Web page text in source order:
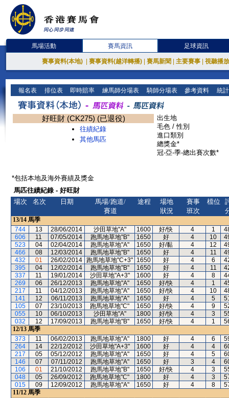
馬場活動 賽馬資訊 足球資訊
賽事資料(本地) 賽事資料(越洋轉播) 賽馬新聞 主要賽事 視聽播
報名表 排位表 即時賠率 練馬師分場表 騎師分場表 參考資料 統
好旺財 (CK275) (已退役)
往績紀錄
其他馬匹
出生地
毛色 / 性別
進口類別
總獎金*
冠-亞-季-總出賽次數*
*包括本地及海外賽績及獎金
馬匹往績紀錄 - 好旺財
場次
名次 日期
馬場/跑道/
賽道
途程
場地
狀況
賽事
班次
檔位
13/14 馬季
744
13 28/06/2014 沙田草地"A" 1600 好/快 4 1
606
11 07/05/2014 跑馬地草地"B" 1650 好 4 10
523
04 02/04/2014 跑馬地草地"A" 1650 好/黏 4 12
466
08 12/03/2014 跑馬地草地"B" 1650 好 4 11
432
01 26/02/2014 跑馬地草地"C+3" 1650 好 4 6
395
04 12/02/2014 跑馬地草地"B" 1650 好 4 11
337
11 19/01/2014 沙田草地"A+3" 1600 好 4 8
269
06 26/12/2013 跑馬地草地"A" 1650 好/快 4 1
217
11 04/12/2013 跑馬地草地"A" 1650 好/快 4 10
141
12 06/11/2013 跑馬地草地"A" 1650 好 4 5
105
07 23/10/2013 跑馬地草地"C" 1650 好/快 4 9
055
10 06/10/2013 沙田草地"A" 1800 好/快 4 3
032
12 17/09/2013 跑馬地草地"B" 1650 好/快 4 1
12/13 馬季
373
11 06/02/2013 跑馬地草地"A" 1800 好 4 6
264
14 22/12/2012 沙田草地"A+3" 1600 好 4 4
217
05 05/12/2012 跑馬地草地"A" 1650 好 4 5
146
07 07/11/2012 跑馬地草地"A" 1650 好 3 4
106
01 21/10/2012 跑馬地草地"B" 1650 好/快 4 3
048
05 26/09/2012 跑馬地草地"C" 1800 好 4 3
015
09 12/09/2012 跑馬地草地"A" 1650 好 4 8
11/12 馬季